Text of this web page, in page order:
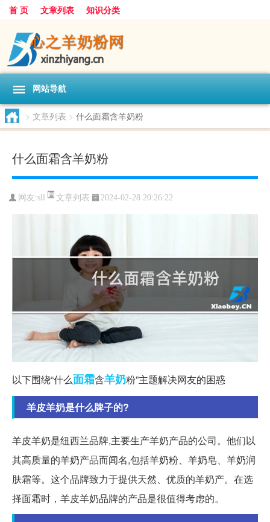
首 页 文章列表 知识分类
网站导航
> 文章列表 > 什么面霜含羊奶粉
什么面霜含羊奶粉
网友:sll 文章列表 2024-02-28 20:26:22
以下围绕“什么面霜含羊奶粉”主题解决网友的困惑
羊皮羊奶是什么牌子的?
羊皮羊奶是纽西兰品牌,主要生产羊奶产品的公司。他们以
其高质量的羊奶产品而闻名,包括羊奶粉、羊奶皂、羊奶润
肤霜等。这个品牌致力于提供天然、优质的羊奶产。在选
择面霜时，羊皮羊奶品牌的产品是很值得考虑的。